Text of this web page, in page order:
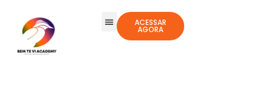
ACESSAR
AGORA